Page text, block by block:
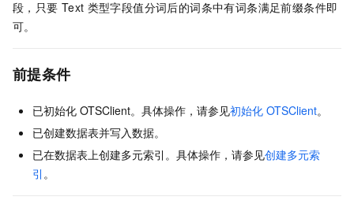
段，只要 Text 类型字段值分词后的词条中有词条满足前缀条件即
可。
前提条件
已初始化 OTSClient。具体操作，请参见初始化 OTSClient。
已创建数据表并写入数据。
已在数据表上创建多元索引。具体操作，请参见创建多元索
引 。